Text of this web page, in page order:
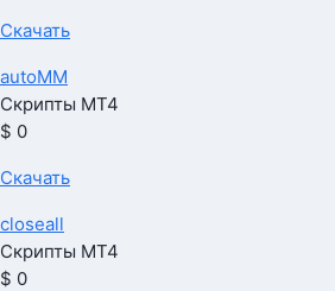
Скачать
autoMM
Скрипты МТ4
$ 0
Скачать
closeall
Скрипты МТ4
$ 0